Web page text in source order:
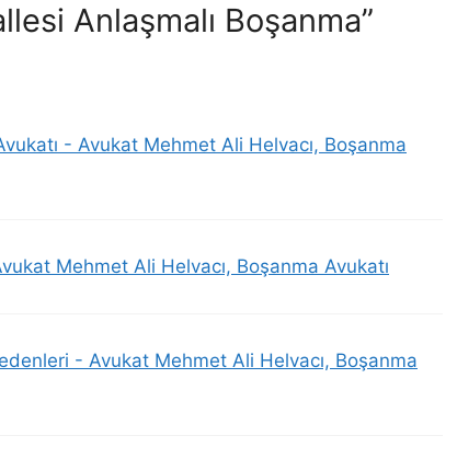
Anlaşmalı Boşanma”
- Avukat Mehmet Ali Helvacı, Boşanma
Mehmet Ali Helvacı, Boşanma Avukatı
- Avukat Mehmet Ali Helvacı, Boşanma